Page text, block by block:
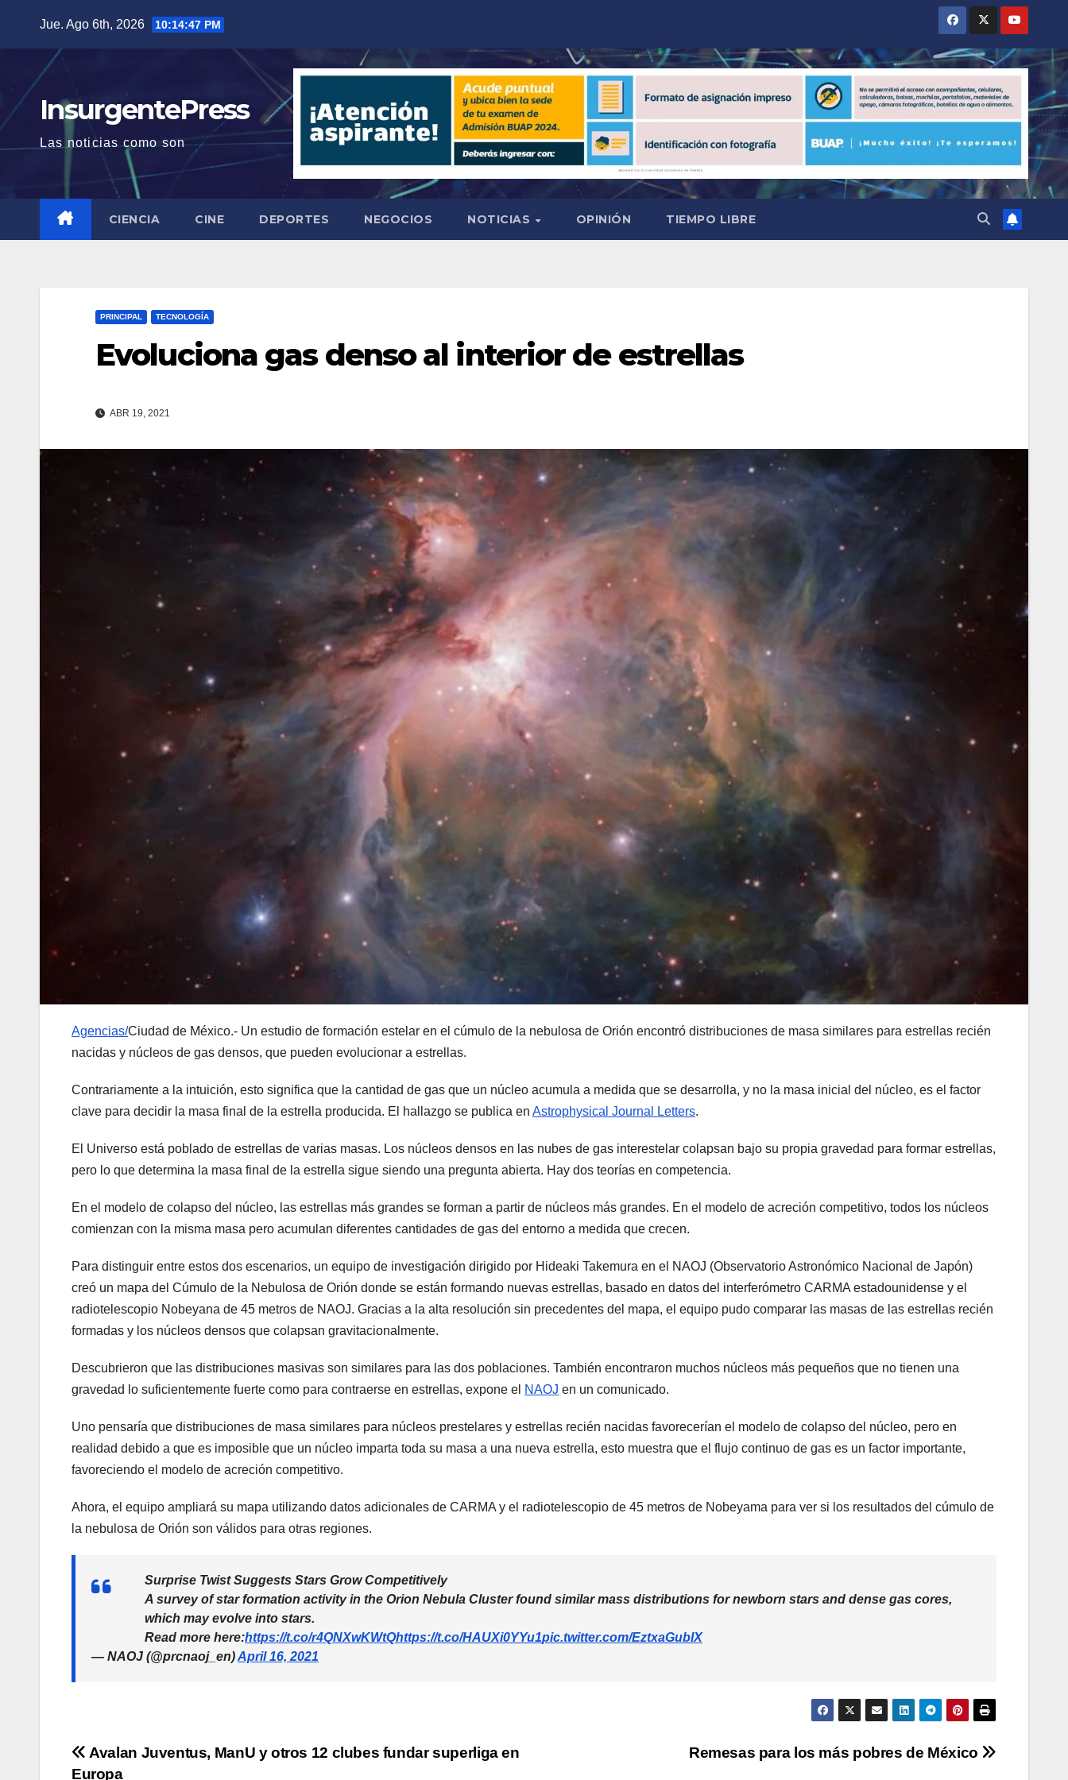
contenido
Jue. Ago 6th, 2026 10:14:48 PM
InsurgentePress
Las noticias como son
CIENCIA CINE DEPORTES NEGOCIOS NOTICIAS OPINIÓN TIEMPO LIBRE
PRINCIPAL TECNOLOGÍA
Evoluciona gas denso al interior de estrellas
ABR 19, 2021
Agencias/Ciudad de México.- Un estudio de formación estelar en el cúmulo de la nebulosa de Orión encontró distribuciones de masa similares para estrellas recién
nacidas y núcleos de gas densos, que pueden evolucionar a estrellas.
Contrariamente a la intuición, esto significa que la cantidad de gas que un núcleo acumula a medida que se desarrolla, y no la masa inicial del núcleo, es el factor
clave para decidir la masa final de la estrella producida. El hallazgo se publica en Astrophysical Journal Letters.
El Universo está poblado de estrellas de varias masas. Los núcleos densos en las nubes de gas interestelar colapsan bajo su propia gravedad para formar estrellas,
pero lo que determina la masa final de la estrella sigue siendo una pregunta abierta. Hay dos teorías en competencia.
En el modelo de colapso del núcleo, las estrellas más grandes se forman a partir de núcleos más grandes. En el modelo de acreción competitivo, todos los núcleos
comienzan con la misma masa pero acumulan diferentes cantidades de gas del entorno a medida que crecen.
Para distinguir entre estos dos escenarios, un equipo de investigación dirigido por Hideaki Takemura en el NAOJ (Observatorio Astronómico Nacional de Japón)
creó un mapa del Cúmulo de la Nebulosa de Orión donde se están formando nuevas estrellas, basado en datos del interferómetro CARMA estadounidense y el
radiotelescopio Nobeyana de 45 metros de NAOJ. Gracias a la alta resolución sin precedentes del mapa, el equipo pudo comparar las masas de las estrellas recién
formadas y los núcleos densos que colapsan gravitacionalmente.
Descubrieron que las distribuciones masivas son similares para las dos poblaciones. También encontraron muchos núcleos más pequeños que no tienen una
gravedad lo suficientemente fuerte como para contraerse en estrellas, expone el NAOJ en un comunicado.
Uno pensaría que distribuciones de masa similares para núcleos prestelares y estrellas recién nacidas favorecerían el modelo de colapso del núcleo, pero en
realidad debido a que es imposible que un núcleo imparta toda su masa a una nueva estrella, esto muestra que el flujo continuo de gas es un factor importante,
favoreciendo el modelo de acreción competitivo.
Ahora, el equipo ampliará su mapa utilizando datos adicionales de CARMA y el radiotelescopio de 45 metros de Nobeyama para ver si los resultados del cúmulo de
la nebulosa de Orión son válidos para otras regiones.
Surprise Twist Suggests Stars Grow Competitively
A survey of star formation activity in the Orion Nebula Cluster found similar mass distributions for newborn stars and dense gas cores,
which may evolve into stars.
Read more here:https://t.co/r4QNXwKWtQhttps://t.co/HAUXi0YYu1pic.twitter.com/EztxaGubIX
— NAOJ (@prcnaoj_en)April 16, 2021
Navegación
Remesas para los más pobres de México
Avalan Juventus, ManU y otros 12 clubes fundar superliga en
Europa